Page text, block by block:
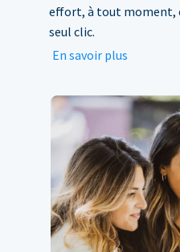
effort, à tout moment,
seul clic.
En savoir plus